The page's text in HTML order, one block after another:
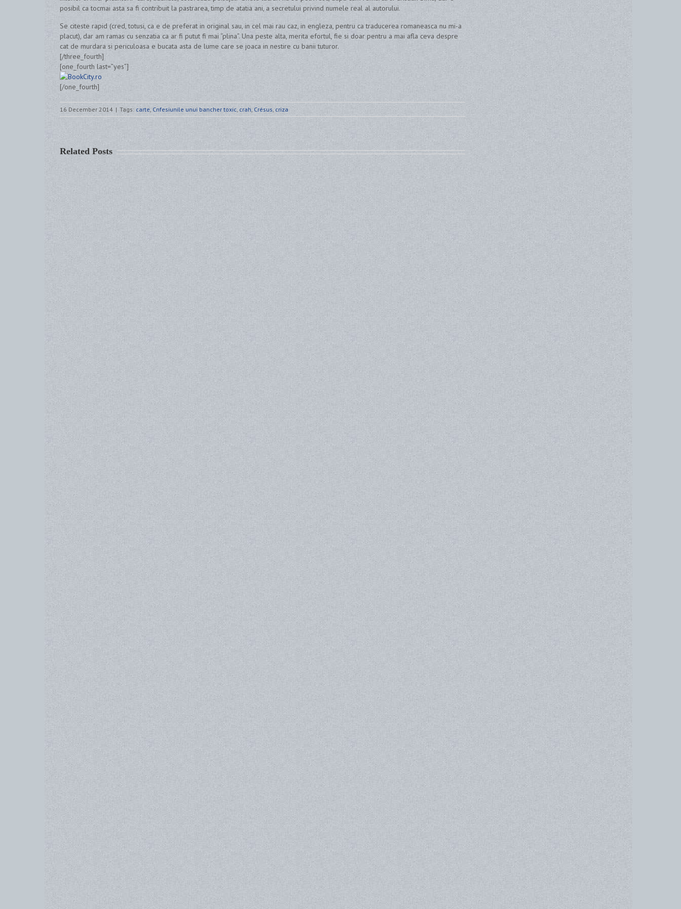
posibil ca tocmai asta sa fi contribuit la pastrarea, timp de atatia ani, a secretului privind numele real al autorului.
Se citeste rapid (cred, totusi, ca e de preferat in original sau, in cel mai rau caz, in engleza, pentru ca traducerea romaneasca nu mi-a
placut), dar am ramas cu senzatia ca ar fi putut fi mai “plina”. Una peste alta, merita efortul, fie si doar pentru a mai afla ceva despre
cat de murdara si periculoasa e bucata asta de lume care se joaca in nestire cu banii tuturor.
[/three_fourth]
[one_fourth last=”yes”]
[/one_fourth]
16 December 2014 | Tags: carte, Cnfesiunile unui bancher toxic, crah, Crésus, criza
Related Posts